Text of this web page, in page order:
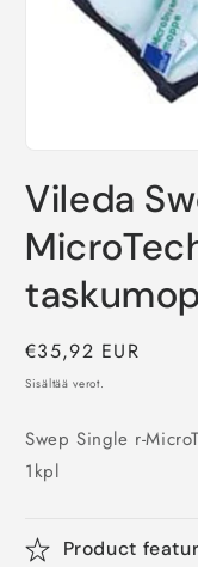
1
modaalisessa
ikkunassa
Vileda
Normaalihinta
€35,92 EUR
Sisältää verot.
Swep Single r-
1kpl
Product